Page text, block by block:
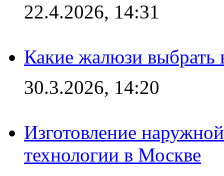
22.4.2026, 14:31
Какие жалюзи выбрать
30.3.2026, 14:20
Изготовление
технологии в Москве